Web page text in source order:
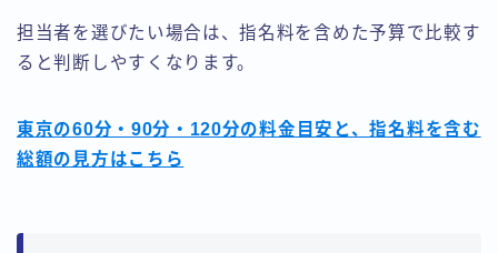
担当者を選びたい場合は、指名料を含めた予算で比較す
ると判断しやすくなります。
東京の60分・90分・120分の料金目安と、指名料を含む
総額の見方はこちら